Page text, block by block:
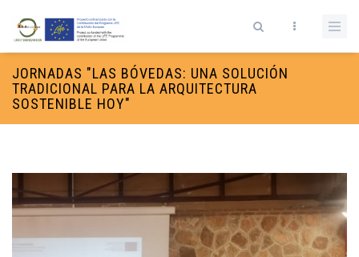
Formulario de búsqueda
JORNADAS "LAS BÓVEDAS: UNA SOLUCIÓN
TRADICIONAL PARA LA ARQUITECTURA
SOSTENIBLE HOY"